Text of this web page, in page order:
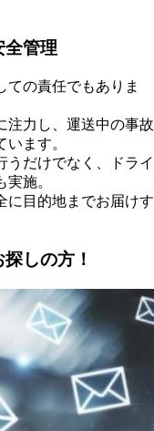
全管理
ての責任でもありま
注力し、運送中の事故
ます。
うだけでなく、ドライ
施。
に目的地までお届けす
しの方！